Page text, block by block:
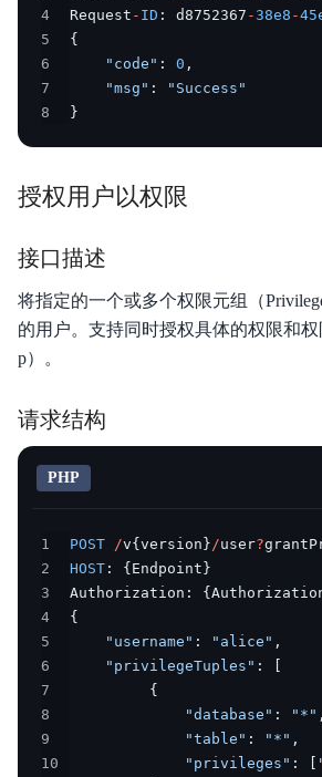
4
Request - ID : d8752367 -38e8 -
5
{
6
"code" : 0 ,
7
"msg" :
"Success"
8
}
授权用户以权限
接口描述
将指定的一个或多个权限元组（
的用户。支持同时授权具体的权限和权
p）。
请求结构
PHP
1 POST /v{version} /user?
2
HOST : {Endpoint}
3
Authorization : {
4
{
5
"username" : "alice" ,
6
"privilegeTuples" :
[
7
{
8
"database" : "*" ,
9
"table" : "*" ,
10
"privileges" : [